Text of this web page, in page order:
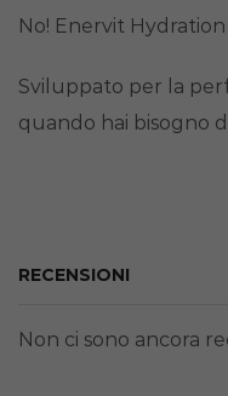
No! Enervit
Sviluppato per la
quando hai bisogno
RECENSIONI
Non ci sono ancora